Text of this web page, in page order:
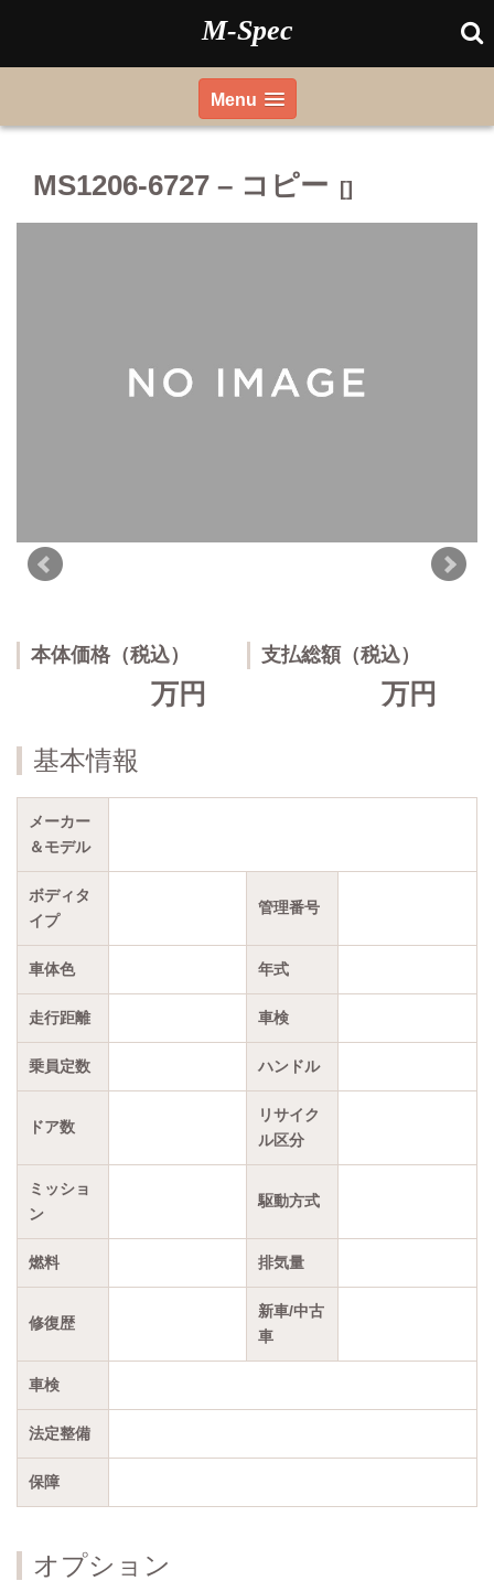
M-Spec
Menu
MS1206-6727 – コピー []
本体価格（税込）
万円
支払総額（税込）
万円
基本情報
メーカー
＆モデル
ボディタ
イプ
管理番号
車体色 年式
走行距離 車検
乗員定数 ハンドル
ドア数
リサイク
ル区分
ミッショ
ン
駆動方式
燃料 排気量
修復歴
新車/中古
車
車検
法定整備
保障
オプション